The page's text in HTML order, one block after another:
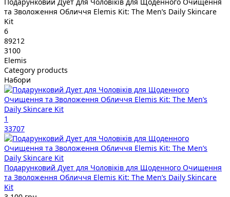
та Зволоження Обличчя Elemis Kit: The Men’s Daily Skincare
Kit
6
89212
3100
Elemis
Category products
Набори
1
33707
Подарунковий Дует для Чоловіків для Щоденного Очищення
та Зволоження Обличчя Elemis Kit: The Men’s Daily Skincare
Kit